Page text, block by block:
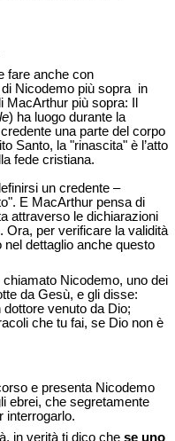
fare anche con
di Nicodemo più sopra in
più sopra: Il
) ha luogo durante la
una parte del corpo
Santo, la "rinascita" è l’atto
fede cristiana.
un credente –
E MacArthur pensa di
attraverso le dichiarazioni
Ora, per verificare la validità
dettaglio anche questo
Nicodemo, uno dei
da Gesù, e gli disse:
venuto da Dio;
che tu fai, se Dio non è
e presenta Nicodemo
ebrei, che segretamente
interrogarlo.
in verità ti dico che se uno